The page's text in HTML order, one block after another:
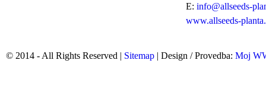
E: info@allseeds-
www.allseeds-
© 2014 - All Rights Reserved | Sitemap | Design / Provedba: Moj